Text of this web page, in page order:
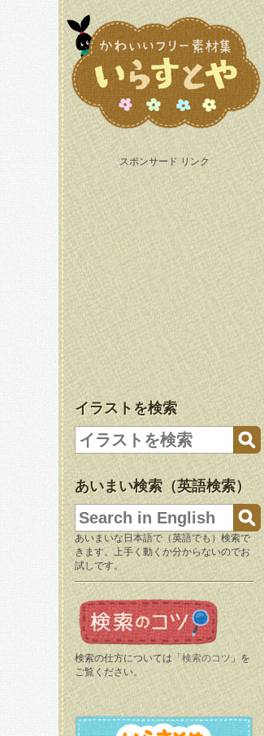
スポンサード リンク
イラストを検索
あいまい検索（英語検索）
あいまいな日本語で（英語でも）検索で
きます。上手く動くか分からないのでお
試しです。
検索の仕方については「 検索のコツ 」を
ご覧ください。